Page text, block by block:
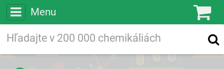
Menu
Vyhľadávanie